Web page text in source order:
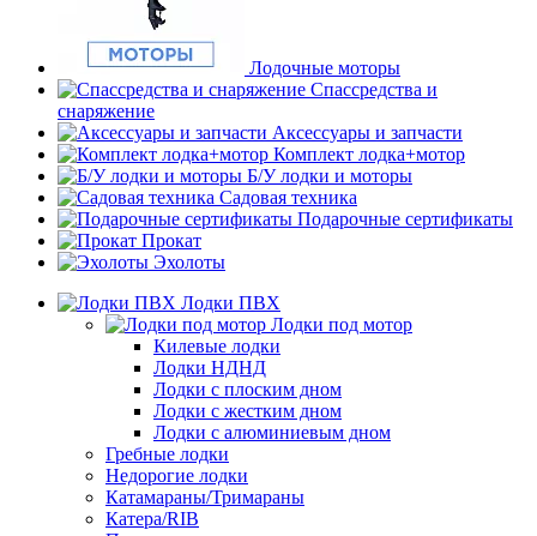
Лодочные моторы
Спассредства и
снаряжение
Аксессуары и запчасти
Комплект лодка+мотор
Б/У лодки и моторы
Садовая техника
Подарочные сертификаты
Прокат
Эхолоты
Лодки ПВХ
Лодки под мотор
Килевые лодки
Лодки НДНД
Лодки с плоским дном
Лодки с жестким дном
Лодки с алюминиевым дном
Гребные лодки
Недорогие лодки
Катамараны/Тримараны
Катера/RIB